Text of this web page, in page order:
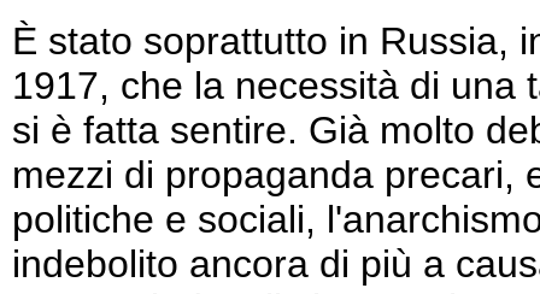
È stato soprattutto in Russia,
1917, che la necessità di
si è fatta sentire. Già molto
mezzi di propaganda precari,
politiche e sociali,
indebolito ancora di più a